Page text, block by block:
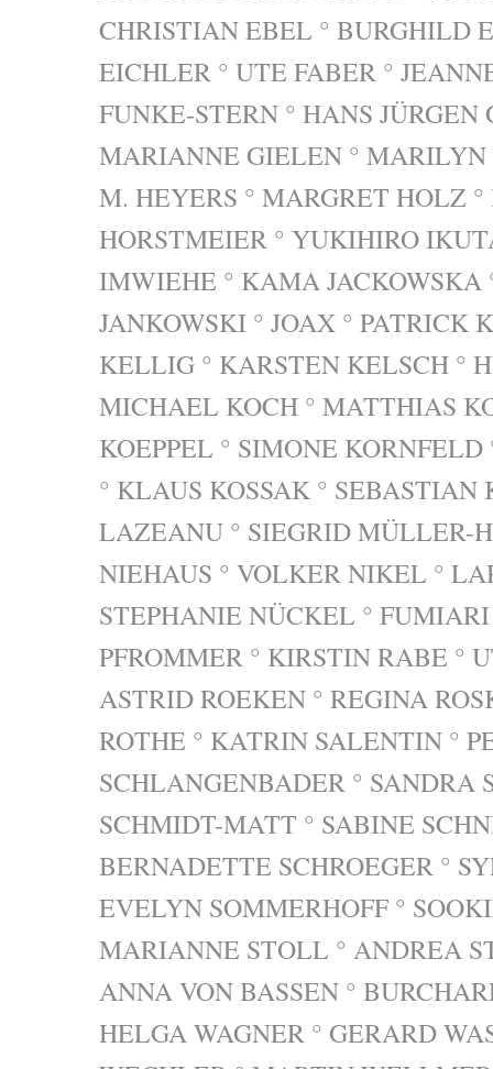
CHRISTIAN EBEL ° BURGHILD
EICHLER ° UTE FABER °
FUNKE-STERN ° HANS JÜRGEN
MARIANNE GIELEN °
M. HEYERS ° MARGRET HOLZ
HORSTMEIER ° YUKIHIRO
IMWIEHE ° KAMA JACKOWSKA
JANKOWSKI ° JOAX ° PATRICK
KELLIG ° KARSTEN KELSCH °
MICHAEL KOCH ° MATTHIAS
KOEPPEL ° SIMONE
° KLAUS KOSSAK ° SEBASTIAN
LAZEANU ° SIEGRID MÜLLER-
NIEHAUS ° VOLKER NIKEL °
STEPHANIE NÜCKEL °
PFROMMER ° KIRSTIN RABE °
ASTRID ROEKEN ° REGINA
ROTHE ° KATRIN SALENTIN °
SCHLANGENBADER ° SANDRA
SCHMIDT-MATT ° SABINE
BERNADETTE SCHROEGER °
EVELYN SOMMERHOFF °
MARIANNE STOLL ° ANDREA
ANNA VON BASSEN °
HELGA WAGNER ° GERARD